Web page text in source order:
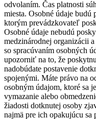
odvolaním. Čas platnosti
miesta. Osobné údaje
ktorým prevádzkovateľ
Osobné údaje nebudú
medzinárodnej organizácii
so spracúvaním osobných
upozorniť na to, že
nadobúdate postavenie
spojenými. Máte právo na
osobným údajom, ktoré sa
vymazanie alebo
žiadosti dotknutej osoby
najmä pre ich opakujúcu